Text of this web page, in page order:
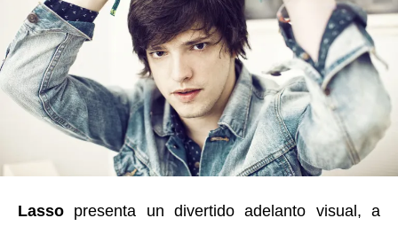
Lasso presenta un divertido adelanto visual, a